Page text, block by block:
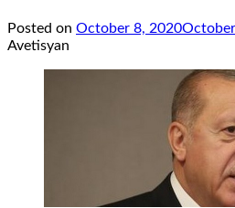
Posted on October 8, 2020
Avetisyan